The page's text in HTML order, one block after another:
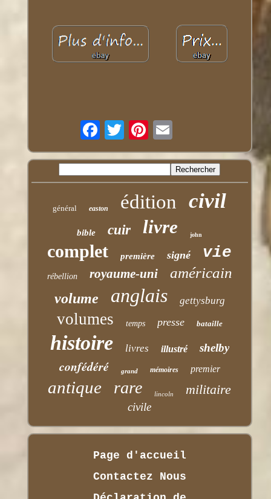
général easton édition civil
bible cuir livre john
complet première signé vie
rébellion royaume-uni américain
volume anglais gettysburg
volumes temps presse bataille
histoire livres illustré shelby
confédéré grand mémoires premier
antique rare lincoln militaire
civile
Page d'accueil
Contactez Nous